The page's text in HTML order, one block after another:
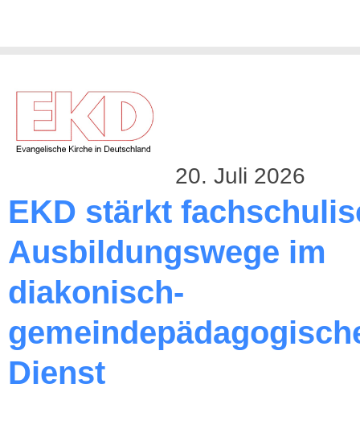
20. Juli 2026
EKD stärkt
Ausbildungswege im
diakonisch-
Dienst